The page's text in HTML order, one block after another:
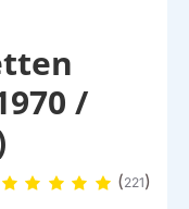
/
(221)